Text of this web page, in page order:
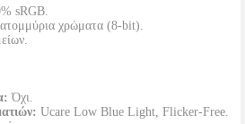
sRGB.
χρώματα (8-bit).
Όχι.
Ucare Low Blue Light, Flicker-Free.